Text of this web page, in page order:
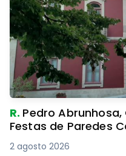
R. Pedro
Festas de Paredes
2 agosto 2026